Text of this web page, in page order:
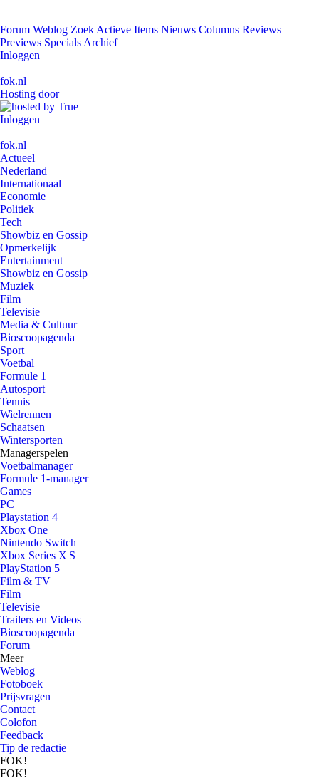
Forum Weblog Zoek Actieve Items Nieuws Columns Reviews
Previews Specials Archief
Inloggen
fok.nl
Hosting door
Inloggen
fok.nl
Actueel
Nederland
Internationaal
Economie
Politiek
Tech
Showbiz en Gossip
Opmerkelijk
Entertainment
Showbiz en Gossip
Muziek
Film
Televisie
Media & Cultuur
Bioscoopagenda
Sport
Voetbal
Formule 1
Autosport
Tennis
Wielrennen
Schaatsen
Wintersporten
Managerspelen
Voetbalmanager
Formule 1-manager
Games
PC
Playstation 4
Xbox One
Nintendo Switch
Xbox Series X|S
PlayStation 5
Film & TV
Film
Televisie
Trailers en Videos
Bioscoopagenda
Forum
Meer
Weblog
Fotoboek
Prijsvragen
Contact
Colofon
Feedback
Tip de redactie
FOK!
FOK!